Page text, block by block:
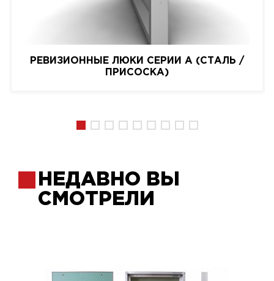
РЕВИЗИОННЫЕ ЛЮКИ СЕРИИ A (СТАЛЬ /
ПРИСОСКА)
НЕДАВНО ВЫ
СМОТРЕЛИ